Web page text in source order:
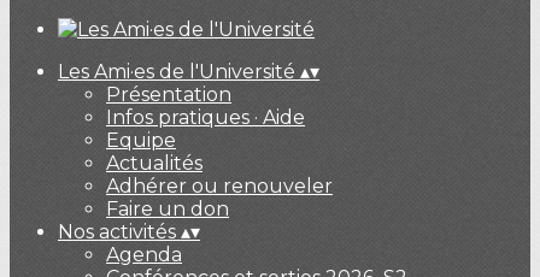
Les Ami·es de l'Université ▴▾
Présentation
Infos pratiques · Aide
Equipe
Actualités
Adhérer ou renouveler
Faire un don
Nos activités ▴▾
Agenda